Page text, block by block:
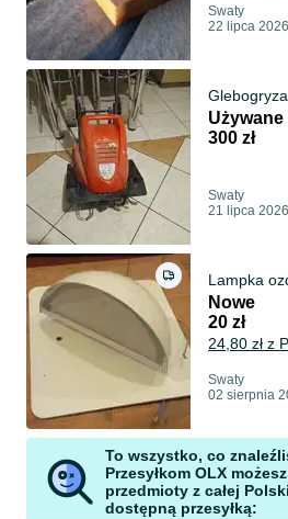
Swaty
22 lipca 2026
Używane
300 zł
Swaty
21 lipca 2026
Lampka
Nowe
20 zł
24,80 zł z
Swaty
02 sierpnia
To wszystko, co
Przesyłkom OLX
przedmioty z całej
dostępną przesyłką: